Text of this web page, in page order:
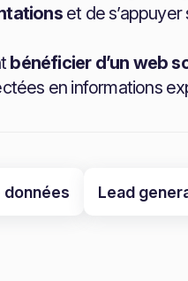
et de s’appuyer
bénéficier d’un web
en informations
données Lead